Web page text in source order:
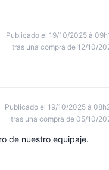
Publicado el 19/10/2025 à
tras una compra de 12/10/
Publicado el 19/10/2025 à
tras una compra de 05/10/
de nuestro equipaje.